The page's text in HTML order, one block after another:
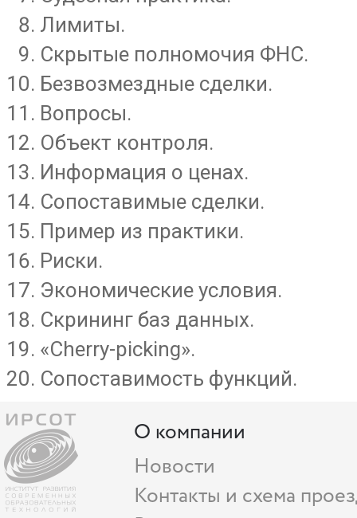
Лимиты.
Скрытые полномочия ФНС.
Безвозмездные сделки.
Вопросы.
Объект контроля.
Информация о ценах.
Сопоставимые сделки.
Пример из практики.
Риски.
Экономические условия.
Скрининг баз данных.
«Cherry-picking».
Сопоставимость функций.
О компании
Новости
Контакты и схема